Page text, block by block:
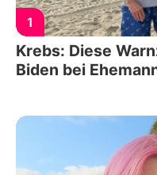
1
Krebs: Diese
Biden bei